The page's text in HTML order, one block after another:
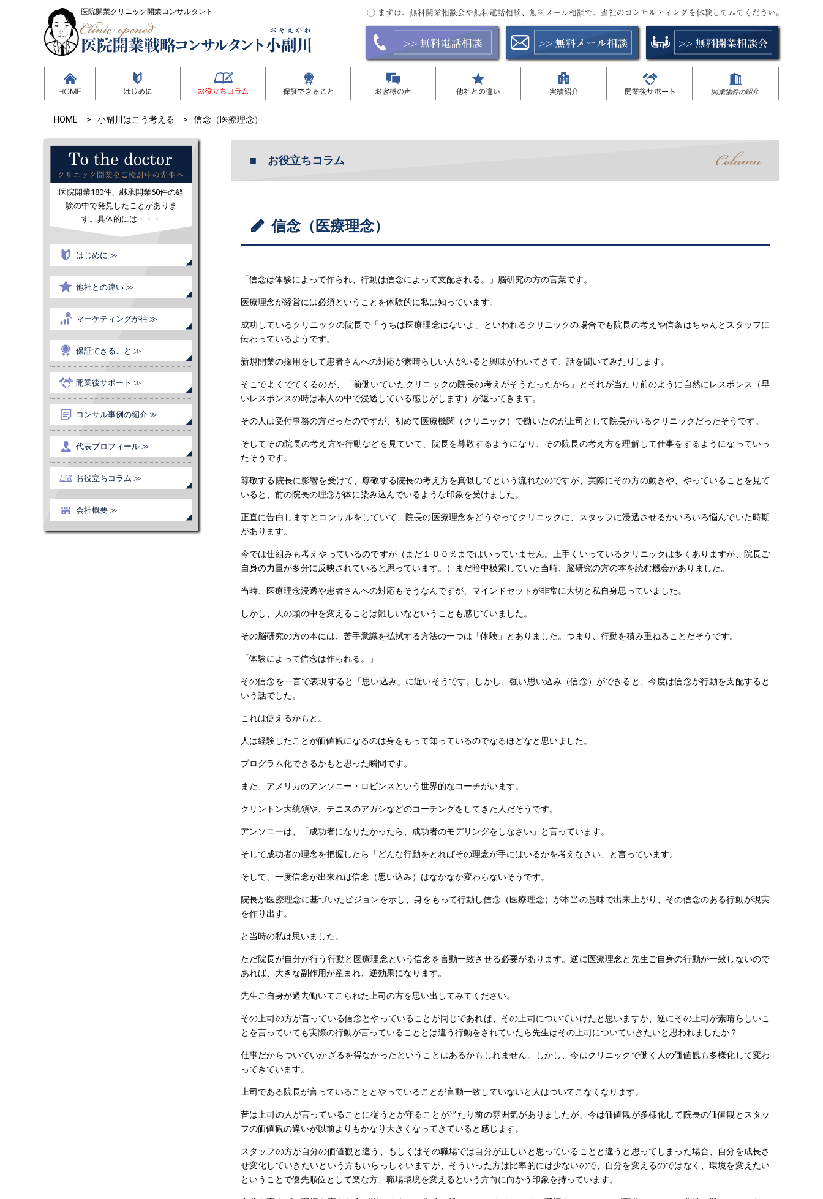
医院開業クリニック開業コンサルタント
HOME 小副川はこう考える 信念（医療理念）
医院開業180件、継承開業60件の経
験の中で発見したことがありま
す。具体的には・・・
はじめに ≫
他社との違い ≫
マーケティングが柱 ≫
保証できること ≫
開業後サポート ≫
コンサル事例の紹介 ≫
代表プロフィール ≫
お役立ちコラム ≫
会社概要 ≫
お役立ちコラム
信念（医療理念）
「信念は体験によって作られ、行動は信念によって支配される。」脳研究の方の言葉です。
医療理念が経営には必須ということを体験的に私は知っています。
成功しているクリニックの院長で「うちは医療理念はないよ」といわれるクリニックの場合でも院長の考えや信条はちゃんとスタッフに
伝わっているようです。
新規開業の採用をして患者さんへの対応が素晴らしい人がいると興味がわいてきて、話を聞いてみたりします。
そこでよくでてくるのが、「前働いていたクリニックの院長の考えがそうだったから」とそれが当たり前のように自然にレスポンス（早
いレスポンスの時は本人の中で浸透している感じがします）が返ってきます。
その人は受付事務の方だったのですが、初めて医療機関（クリニック）で働いたのが上司として院長がいるクリニックだったそうです。
そしてその院長の考え方や行動などを見ていて、院長を尊敬するようになり、その院長の考え方を理解して仕事をするようになっていっ
たそうです。
尊敬する院長に影響を受けて、尊敬する院長の考え方を真似してという流れなのですが、実際にその方の動きや、やっていることを見て
いると、前の院長の理念が体に染み込んでいるような印象を受けました。
正直に告白しますとコンサルをしていて、院長の医療理念をどうやってクリニックに、スタッフに浸透させるかいろいろ悩んでいた時期
があります。
今では仕組みも考えやっているのですが（まだ１００％まではいっていません。上手くいっているクリニックは多くありますが、院長ご
自身の力量が多分に反映されていると思っています。）まだ暗中模索していた当時、脳研究の方の本を読む機会がありました。
当時、医療理念浸透や患者さんへの対応もそうなんですが、マインドセットが非常に大切と私自身思っていました。
しかし、人の頭の中を変えることは難しいなということも感じていました。
その脳研究の方の本には、苦手意識を払拭する方法の一つは「体験」とありました。つまり、行動を積み重ねることだそうです。
「体験によって信念は作られる。」
その信念を一言で表現すると「思い込み」に近いそうです。しかし、強い思い込み（信念）ができると、今度は信念が行動を支配すると
いう話でした。
これは使えるかもと。
人は経験したことが価値観になるのは身をもって知っているのでなるほどなと思いました。
プログラム化できるかもと思った瞬間です。
また、アメリカのアンソニー・ロビンスという世界的なコーチがいます。
クリントン大統領や、テニスのアガシなどのコーチングをしてきた人だそうです。
アンソニーは、「成功者になりたかったら、成功者のモデリングをしなさい」と言っています。
そして成功者の理念を把握したら「どんな行動をとればその理念が手にはいるかを考えなさい」と言っています。
そして、一度信念が出来れば信念（思い込み）はなかなか変わらないそうです。
院長が医療理念に基づいたビジョンを示し、身をもって行動し信念（医療理念）が本当の意味で出来上がり、その信念のある行動が現実
を作り出す。
と当時の私は思いました。
ただ院長が自分が行う行動と医療理念という信念を言動一致させる必要があります。逆に医療理念と先生ご自身の行動が一致しないので
あれば、大きな副作用が産まれ、逆効果になります。
先生ご自身が過去働いてこられた上司の方を思い出してみてください。
その上司の方が言っている信念とやっていることが同じであれば、その上司についていけたと思いますが、逆にその上司が素晴らしいこ
とを言っていても実際の行動が言っていることとは違う行動をされていたら先生はその上司についていきたいと思われましたか？
仕事だからついていかざるを得なかったということはあるかもしれません。しかし、今はクリニックで働く人の価値観も多様化して変わ
ってきています。
上司である院長が言っていることとやっていることが言動一致していないと人はついてこなくなります。
昔は上司の人が言っていることに従うとか守ることが当たり前の雰囲気がありましたが、今は価値観が多様化して院長の価値観とスタッ
フの価値観の違いが以前よりもかなり大きくなってきていると感じます。
スタッフの方が自分の価値観と違う、もしくはその職場では自分が正しいと思っていることと違うと思ってしまった場合、自分を成長さ
せ変化していきたいという方もいらっしゃいますが、そういった方は比率的には少ないので、自分を変えるのではなく、環境を変えたい
ということで優先順位として楽な方、職場環境を変えるという方向に向かう印象を持っています。